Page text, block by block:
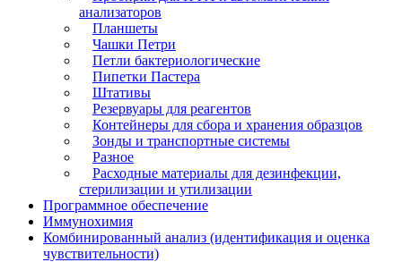
анализаторов
Планшеты
Чашки Петри
Петли бактериологические
Пипетки Пастера
Штативы
Резервуары для реагентов
Контейнеры для сбора и хранения образцов
Зонды и транспортные системы
Разное
Расходные материалы для дезинфекции,
стерилизации и утилизации
Программное обеспечение
Иммунохимия
Комбинированный анализ (идентификация и оценка
чувствительности)